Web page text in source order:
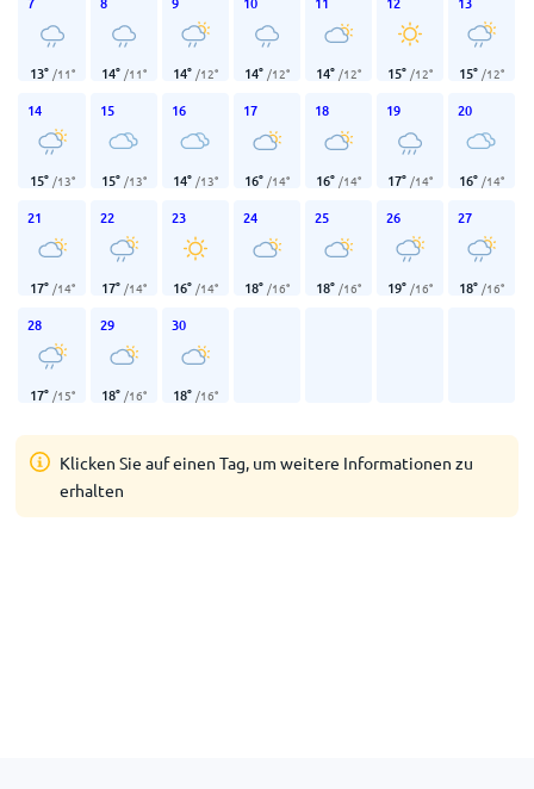
13° /11° 14° /11° 14° /12° 14° /12° 14° /12° 15° /12° 15° /12°
14
15° /13°
15
15° /13°
16
14° /13°
17
16° /14°
18
16° /14°
19
17° /14°
20
16° /14°
21
17° /14°
22
17° /14°
23
16° /14°
24
18° /16°
25
18° /16°
26
19° /16°
27
18° /16°
28
17° /15°
29
18° /16°
30
18° /16°
Klicken Sie auf einen Tag, um weitere Informationen zu
erhalten